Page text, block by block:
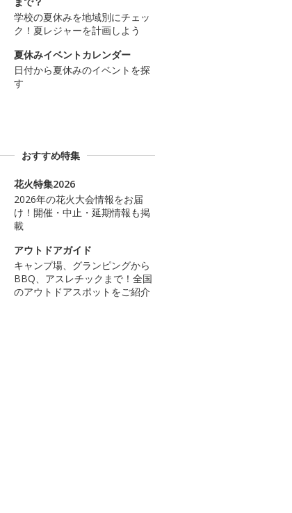
学校の夏休みを地域別にチェッ
ク！夏レジャーを計画しよう
夏休みイベントカレンダー
日付から夏休みのイベントを探
す
おすすめ特集
花火特集2026
2026年の花火大会情報をお届
け！開催・中止・延期情報も掲
載
アウトドアガイド
キャンプ場、グランピングから
BBQ、アスレチックまで！全国
のアウトドアスポットをご紹介